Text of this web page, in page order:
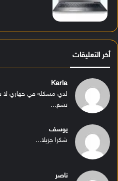
أخر التعليقات
Karla
لدي مشكله في جهازي لا
تشغ...
يوسف
شكرا جزيلا...
ناصر